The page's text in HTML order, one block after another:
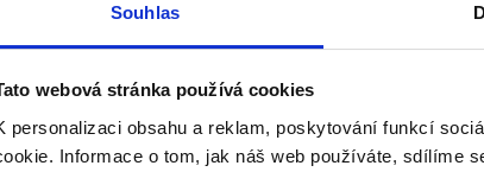
Souhlas
webová stránka používá cookies
personalizaci obsahu a reklam, poskytování funkcí
Informace o tom, jak náš web používáte, sdílíme
v kontaktu
odběru našehonewsletteru nebo
kanálu, kde pravidelně přinášíme
článků a analýz. Začněte nás